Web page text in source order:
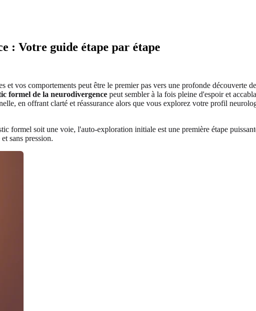
: Votre guide étape par étape
et vos comportements peut être le premier pas vers une profonde découverte
formel de la neurodivergence peut sembler à la fois pleine d'espoir et
en offrant clarté et réassurance alors que vous explorez votre profil
formel soit une voie, l'auto-exploration initiale est une première étape
sans pression.